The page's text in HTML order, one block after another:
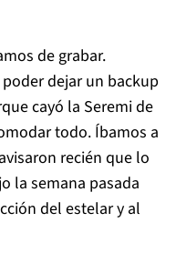
de grabar.
dejar un backup
cayó la Seremi de
todo. Íbamos a
recién que lo
la semana pasada
del estelar y al